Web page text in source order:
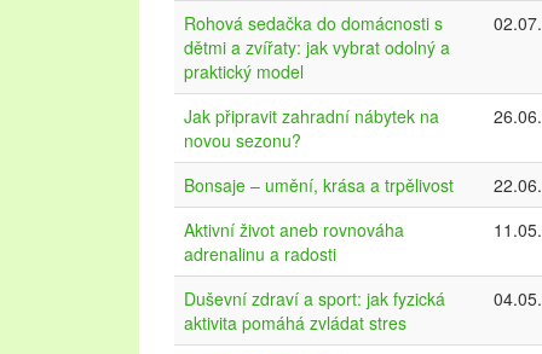
Rohová sedačka do domácnosti s
dětmi a zvířaty: jak vybrat odolný a
praktický model
Jak připravit zahradní nábytek na
novou sezonu?
Bonsaje – umění, krása a trpělivost
Aktivní život aneb rovnováha
adrenalinu a radosti
Duševní zdraví a sport: jak fyzická
aktivita pomáhá zvládat stres